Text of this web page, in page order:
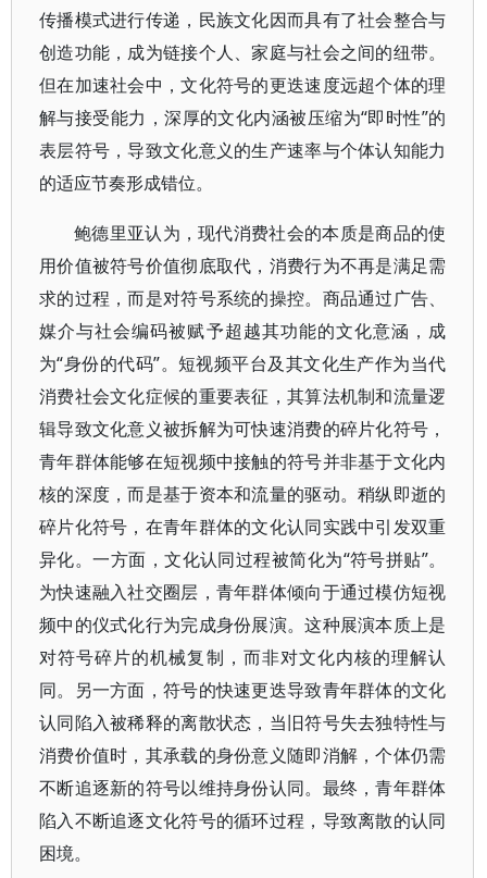
传播模式进行传递，民族文化因而具有了社会整合与
创造功能，成为链接个人、家庭与社会之间的纽带。
但在加速社会中，文化符号的更迭速度远超个体的理
解与接受能力，深厚的文化内涵被压缩为“即时性”的
表层符号，导致文化意义的生产速率与个体认知能力
的适应节奏形成错位。
鲍德里亚认为，现代消费社会的本质是商品的使
用价值被符号价值彻底取代，消费行为不再是满足需
求的过程，而是对符号系统的操控。商品通过广告、
媒介与社会编码被赋予超越其功能的文化意涵，成
为“身份的代码”。短视频平台及其文化生产作为当代
消费社会文化症候的重要表征，其算法机制和流量逻
辑导致文化意义被拆解为可快速消费的碎片化符号，
青年群体能够在短视频中接触的符号并非基于文化内
核的深度，而是基于资本和流量的驱动。稍纵即逝的
碎片化符号，在青年群体的文化认同实践中引发双重
异化。一方面，文化认同过程被简化为“符号拼贴”。
为快速融入社交圈层，青年群体倾向于通过模仿短视
频中的仪式化行为完成身份展演。这种展演本质上是
对符号碎片的机械复制，而非对文化内核的理解认
同。另一方面，符号的快速更迭导致青年群体的文化
认同陷入被稀释的离散状态，当旧符号失去独特性与
消费价值时，其承载的身份意义随即消解，个体仍需
不断追逐新的符号以维持身份认同。最终，青年群体
陷入不断追逐文化符号的循环过程，导致离散的认同
困境。